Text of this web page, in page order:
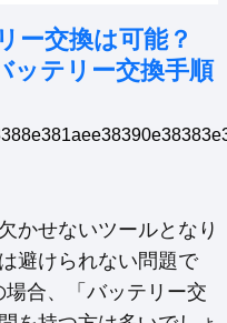
ー交換は可能？
テリー交換手順
かせないツールとなり
避けられない問題で
合、「バッテリー交